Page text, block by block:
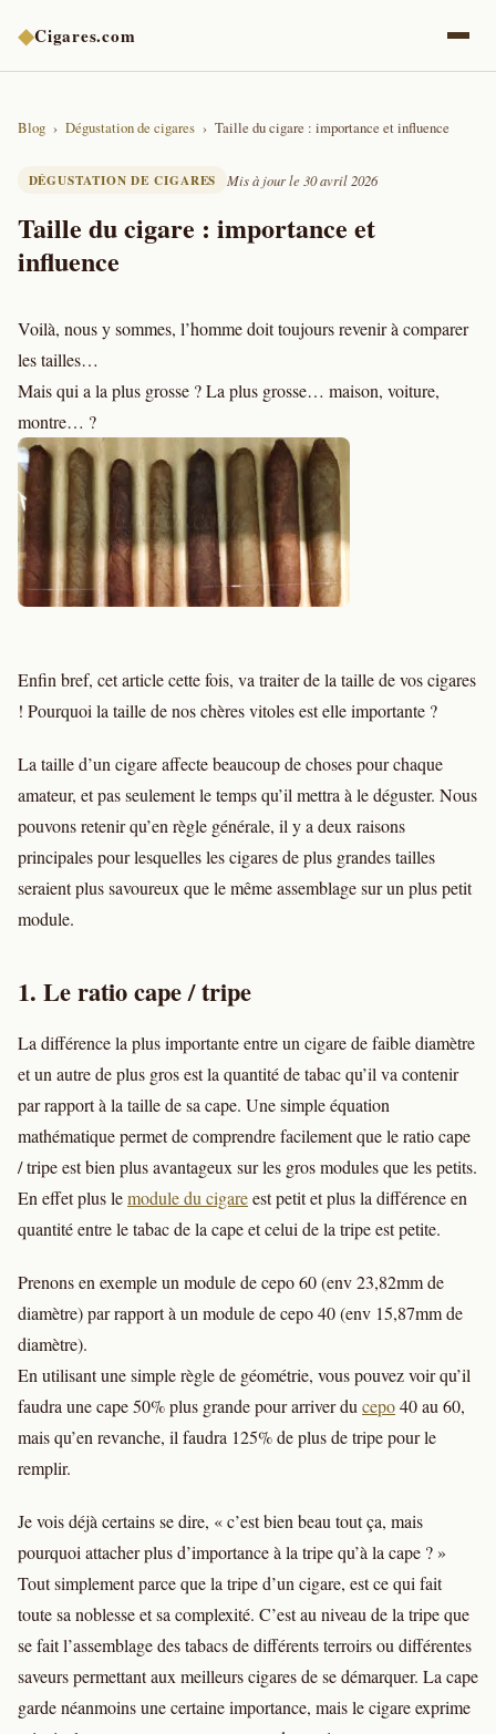
◆Cigares.com
Blog Dégustation de cigares Taille du cigare : importance et influence
DÉGUSTATION DE CIGARES Mis à jour le 30 avril 2026
Taille du cigare : importance et
influence
Voilà, nous y sommes, l’homme doit toujours revenir à comparer
les tailles…
Mais qui a la plus grosse ? La plus grosse… maison, voiture,
montre… ?
Enfin bref, cet article cette fois, va traiter de la taille de vos cigares
! Pourquoi la taille de nos chères vitoles est elle importante ?
La taille d’un cigare affecte beaucoup de choses pour chaque
amateur, et pas seulement le temps qu’il mettra à le déguster. Nous
pouvons retenir qu’en règle générale, il y a deux raisons
principales pour lesquelles les cigares de plus grandes tailles
seraient plus savoureux que le même assemblage sur un plus petit
module.
1. Le ratio cape / tripe
La différence la plus importante entre un cigare de faible diamètre
et un autre de plus gros est la quantité de tabac qu’il va contenir
par rapport à la taille de sa cape. Une simple équation
mathématique permet de comprendre facilement que le ratio cape
/ tripe est bien plus avantageux sur les gros modules que les petits.
En effet plus lemodule du cigareest petit et plus la différence en
quantité entre le tabac de la cape et celui de la tripe est petite.
Prenons en exemple un module de cepo 60 (env 23,82mm de
diamètre) par rapport à un module de cepo 40 (env 15,87mm de
diamètre).
En utilisant une simple règle de géométrie, vous pouvez voir qu’il
faudra une cape 50% plus grande pour arriver ducepo40 au 60,
mais qu’en revanche, il faudra 125% de plus de tripe pour le
remplir.
Je vois déjà certains se dire, « c’est bien beau tout ça, mais
pourquoi attacher plus d’importance à la tripe qu’à la cape ? »
Tout simplement parce que la tripe d’un cigare, est ce qui fait
toute sa noblesse et sa complexité. C’est au niveau de la tripe que
se fait l’assemblage des tabacs de différents terroirs ou différentes
saveurs permettant aux meilleurs cigares de se démarquer. La cape
garde néanmoins une certaine importance, mais le cigare exprime